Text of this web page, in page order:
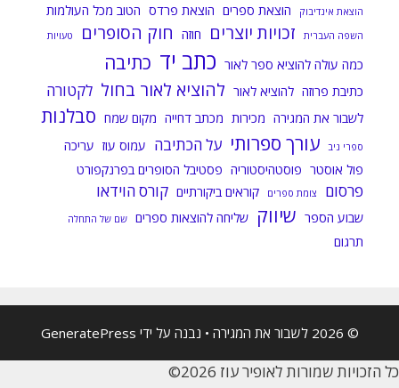
הוצאת אינדיבוק הוצאת ספרים הוצאת פרדס הטוב מכל העולמות
השפה העברית זכויות יוצרים חוזה חוק הסופרים טעויות
כמה עולה להוציא ספר לאור כתב יד כתיבה
כתיבת פרוזה להוציא לאור להוציא לאור בחול לקטורה
לשבור את המגירה מכירות מכתב דחייה מקום שמח סבלנות
ספרי ניב עורך ספרותי על הכתיבה עמוס עוז עריכה
פול אוסטר פוסטהיסטוריה פסטיבל הסופרים בפרנקפורט
פרסום צומת ספרים קוראים ביקורתיים קורס הוידאו
שבוע הספר שיווק שליחה להוצאות ספרים שם של התחלה
תרגום
© 2026 לשבור את המגירה • נבנה על ידי GeneratePress
כל הזכויות שמורות לאופיר עוז 2026©